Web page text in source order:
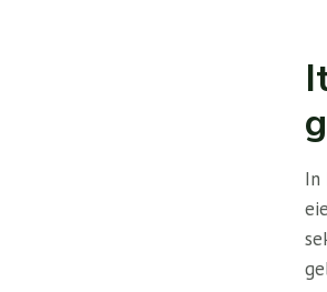
In